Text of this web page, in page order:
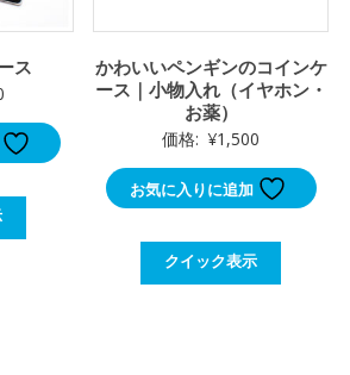
ス
かわいいペンギンのコインケ
ース｜小物入れ（イヤホン・
お薬）
価格: ¥1,500
お気に入りに追加
クイック表示